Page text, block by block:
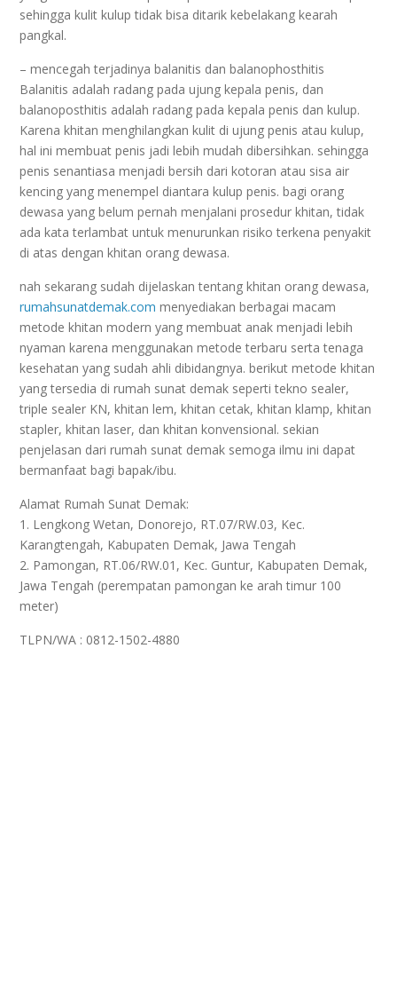
sehingga kulit kulup tidak bisa ditarik kebelakang kearah
pangkal.
– mencegah terjadinya balanitis dan balanophosthitis
Balanitis adalah radang pada ujung kepala penis, dan
balanoposthitis adalah radang pada kepala penis dan kulup.
Karena khitan menghilangkan kulit di ujung penis atau kulup,
hal ini membuat penis jadi lebih mudah dibersihkan. sehingga
penis senantiasa menjadi bersih dari kotoran atau sisa air
kencing yang menempel diantara kulup penis. bagi orang
dewasa yang belum pernah menjalani prosedur khitan, tidak
ada kata terlambat untuk menurunkan risiko terkena penyakit
di atas dengan khitan orang dewasa.
nah sekarang sudah dijelaskan tentang khitan orang dewasa,
rumahsunatdemak.com menyediakan berbagai macam
metode khitan modern yang membuat anak menjadi lebih
nyaman karena menggunakan metode terbaru serta tenaga
kesehatan yang sudah ahli dibidangnya. berikut metode khitan
yang tersedia di rumah sunat demak seperti tekno sealer,
triple sealer KN, khitan lem, khitan cetak, khitan klamp, khitan
stapler, khitan laser, dan khitan konvensional. sekian
penjelasan dari rumah sunat demak semoga ilmu ini dapat
bermanfaat bagi bapak/ibu.
Alamat Rumah Sunat Demak:
1. Lengkong Wetan, Donorejo, RT.07/RW.03, Kec.
Karangtengah, Kabupaten Demak, Jawa Tengah
2. Pamongan, RT.06/RW.01, Kec. Guntur, Kabupaten Demak,
Jawa Tengah (perempatan pamongan ke arah timur 100
meter)
TLPN/WA : 0812-1502-4880